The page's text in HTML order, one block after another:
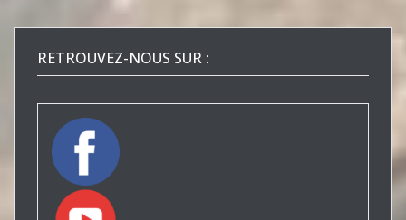
RETROUVEZ-NOUS SUR :